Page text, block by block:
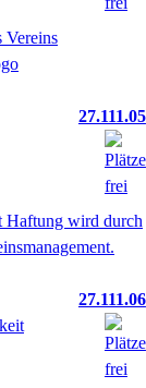
27.111.05
27.111.06